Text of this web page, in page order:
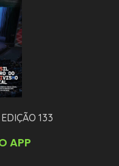
133
APP